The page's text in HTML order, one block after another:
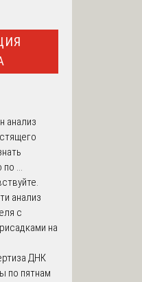
анализ
...
анализ
с
на
ДНК
по пятнам